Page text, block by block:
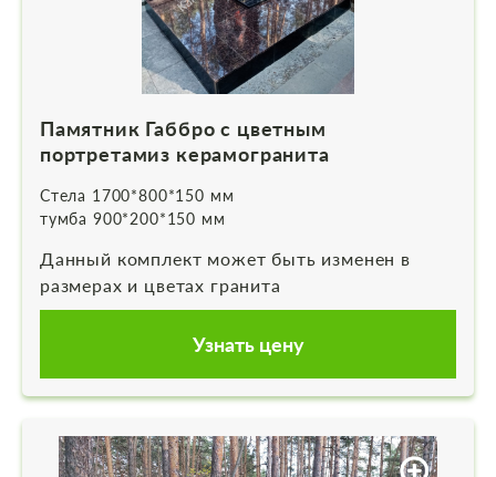
Памятник Габбро с цветным
портретамиз керамогранита
Стела 1700*800*150 мм
тумба 900*200*150 мм
Данный комплект может быть изменен в
размерах и цветах гранита
Узнать цену